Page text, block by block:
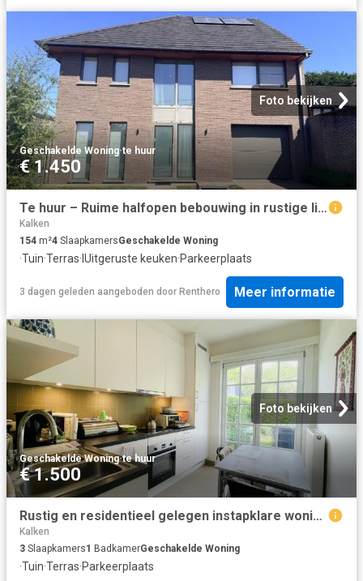
Foto bekijken
Geschakelde Woning·te huur
€ 1.450
Te huur – Ruime halfopen bebouwing in rustige ligging te.
Kalken
154 m²4 SlaapkamersGeschakelde Woning
·Tuin·Terras· IUitgeruste keuken·Parkeerplaats
3 dagen geleden aangeboden door Renthero Meer informatie
Foto bekijken
Geschakelde Woning·te huur
€ 1.500
Rustig en residentieel gelegen instapklare woning met zuidgerichte tuin en garage
Kalken
3 Slaapkamers1 BadkamerGeschakelde Woning
·Tuin·Terras·Parkeerplaats